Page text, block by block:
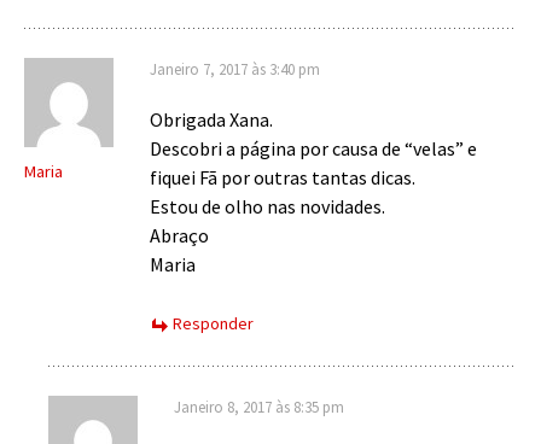
Maria
Janeiro 7, 2017 às 3:40 pm
Obrigada Xana.
Descobri a página por causa de “velas” e
fiquei Fã por outras tantas dicas.
Estou de olho nas novidades.
Abraço
Maria
Responder
Janeiro 8, 2017 às 8:35 pm